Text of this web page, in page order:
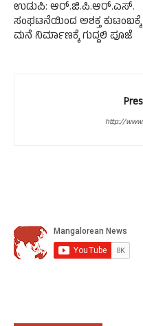
ಉಡುಪಿ: ಆರ್.ಜಿ.ಪಿ.ಆರ್.ಎಸ್.
ಸಂಘಟನೆಯಿಂದ ಅಶಕ್ತ ಕುಟಂಬಕ್ಕೆ
ಮನೆ ನಿರ್ಮಾಣಕ್ಕೆ ಗುದ್ದಲಿ ಪೂಜೆ
http://